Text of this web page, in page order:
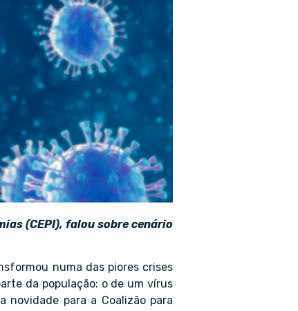
(CEPI), falou sobre cenário
numa das piores crises
da população: o de um vírus
novidade para a Coalizão para